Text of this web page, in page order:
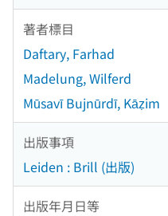
著者標目
Daftary, Farhad
Madelung, Wilferd
Mūsavī Bujnūrdī, Kāẓim
出版事項
Leiden : Brill (出版)
出版年月日等